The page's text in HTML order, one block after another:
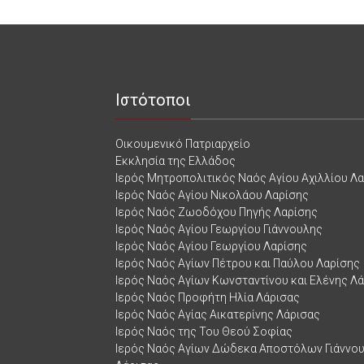
Ιστότοποι
Οικουμενικό Πατριαρχείο
Εκκλησία της Ελλάδος
Ιερός Μητροπολιτικός Ναός Αγίου Αχιλλίου
Ιερός Ναός Αγίου Νικολάου Λαρίσης
Ιερός Ναός Ζωοδόχου Πηγής Λαρίσης
Ιερός Ναός Αγίου Γεωργίου Γιάννουλης
Ιερός Ναός Αγίου Γεωργίου Λαρίσης
Ιερός Ναός Αγίων Πέτρου και Παύλου Λαρίσης
Ιερός Ναός Αγίων Κωνσταντίνου και Ελένης
Ιερός Ναός Προφήτη Ηλία Λάρισας
Ιερός Ναός Αγίας Αικατερίνης Λάρισας
Ιερός Ναός της Του Θεού Σοφίας
Ιερός Ναός Αγίων Δώδεκα Αποστόλων